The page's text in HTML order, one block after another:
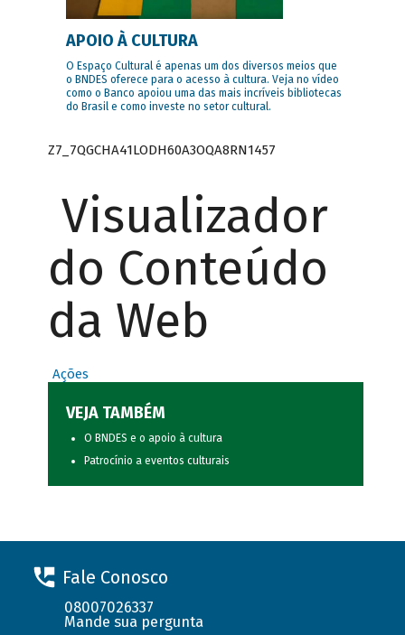
APOIO À CULTURA
O Espaço Cultural é apenas um dos diversos meios que
o BNDES oferece para o acesso à cultura. Veja no vídeo
como o Banco apoiou uma das mais incríveis bibliotecas
do Brasil e como investe no setor cultural.
Z7_7QGCHA41LODH60A3OQA8RN1457
Visualizador
do Conteúdo
da Web
Ações
VEJA TAMBÉM
O BNDES e o apoio à cultura
Patrocínio a eventos culturais
Fale Conosco
08007026337
Mande sua pergunta